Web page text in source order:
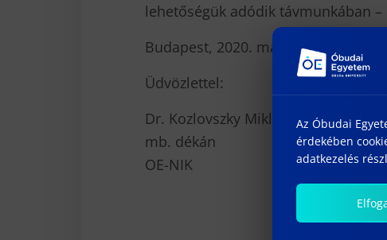
lehetőségük adódik távmunkában
Budapest, 2020. március 18 .
Üdvözlettel:
Dr. Kozlovszky Miklós s. k .
mb. dékán
OE-NIK
Az Óbudai
érdekében
adatkezelés